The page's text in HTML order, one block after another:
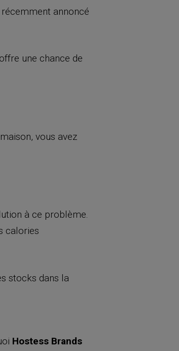
annoncé
une chance de
vous avez
à ce problème.
calories
stocks dans la
Hostess Brands